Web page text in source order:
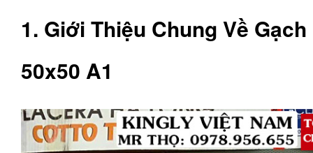
1. Giới Thiệu Chung Về
50x50 A1